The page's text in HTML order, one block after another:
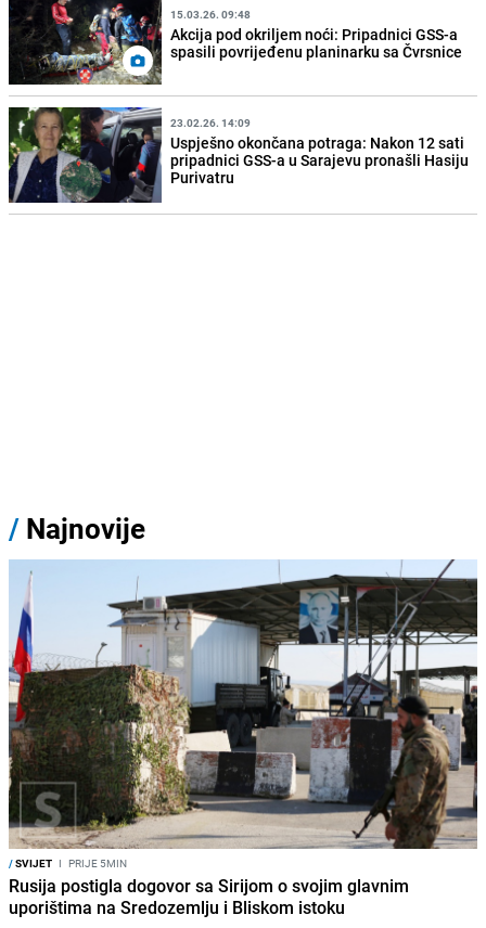
15.03.26. 09:48
Akcija pod okriljem noći: Pripadnici GSS-a
spasili povrijeđenu planinarku sa Čvrsnice
23.02.26. 14:09
Uspješno okončana potraga: Nakon 12 sati
pripadnici GSS-a u Sarajevu pronašli Hasiju
Purivatru
/ Najnovije
/SVIJET I PRIJE 5MIN
Rusija postigla dogovor sa Sirijom o svojim glavnim
uporištima na Sredozemlju i Bliskom istoku